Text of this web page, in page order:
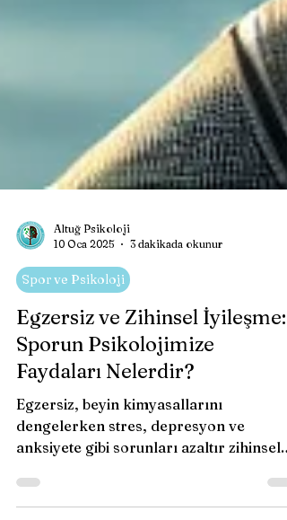
Altuğ Psikoloji
10 Oca 2025
Spor ve Psikoloji
Egzersiz ve Zihinsel İyileşme:
Sporun Psikolojimize
Faydaları Nelerdir?
Egzersiz, beyin kimyasallarını
anksiyete gibi sorunları azaltır zihinsel
sağlığı güçlendirir ve yaşam kalite